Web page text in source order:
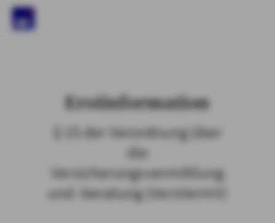
Erstinformation
§ 15 der Verordnung über
die
Versicherungsvermittlung
und -beratung (VersVermV)